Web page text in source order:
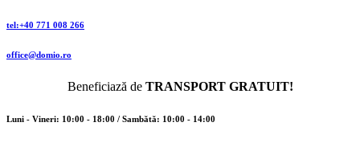
tel:+40 771 008 266
office@domio.ro
Beneficiază de TRANSPORT GRATUIT!
Luni - Vineri: 10:00 - 18:00 / Sambătă: 10:00 - 14:00